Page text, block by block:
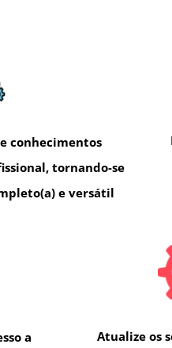
conhecimentos
tornando-se
e versátil
a
Atualize os